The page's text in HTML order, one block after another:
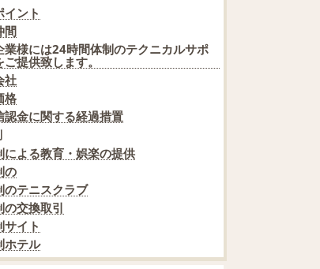
イント
間
業様には24時間体制のテクニカルサポ
提供致します。
社
格
認金に関する経過措置
による教育・娯楽の提供
の
のテニスクラブ
の交換取引
サイト
ホテル